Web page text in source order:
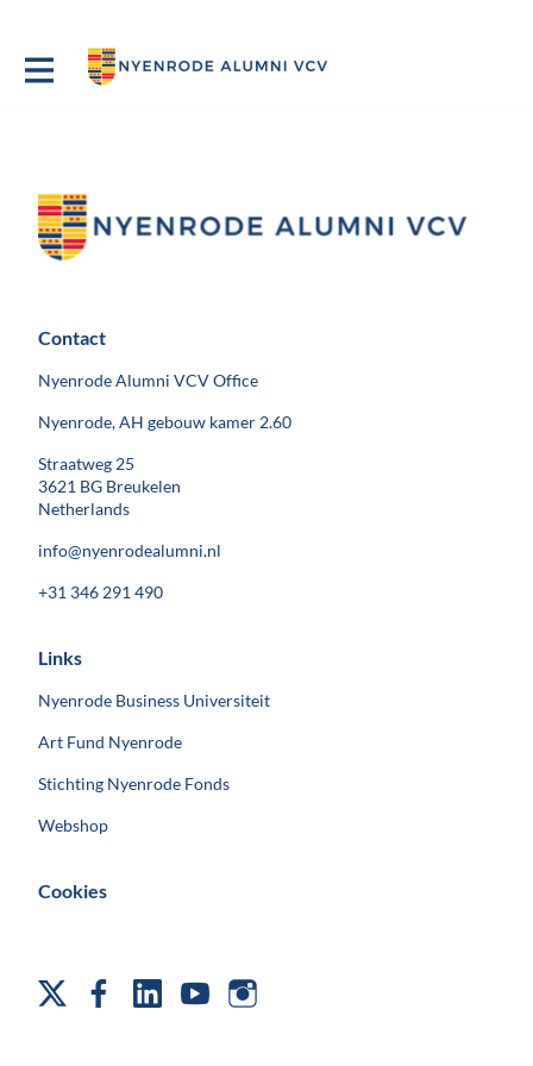
Contact
Nyenrode Alumni VCV Office
Nyenrode, AH gebouw kamer 2.60
Straatweg 25
3621 BG Breukelen
Netherlands
info@nyenrodealumni.nl
+31 346 291 490
Links
Nyenrode Business Universiteit
Art Fund Nyenrode
Stichting Nyenrode Fonds
Webshop
Cookies